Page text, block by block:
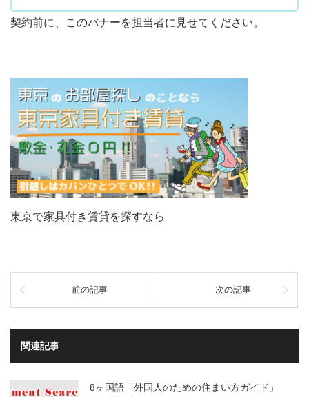
契約前に、このバナーを担当者に見せてください。
東京で家具付き賃貸を探すなら
前の記事 次の記事
関連記事
8ヶ国語「外国人のための住まい方ガイド」